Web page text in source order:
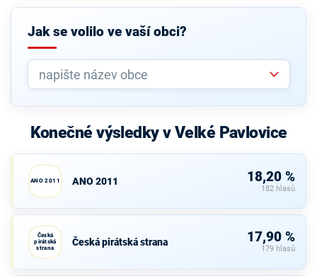
Jak se volilo ve vaší obci?
Konečné výsledky v Velké Pavlovice
ANO 2011 ANO 2011 18,20 %
182 hlasů
Česká
pirátská
strana
Česká pirátská strana 17,90 %
179 hlasů